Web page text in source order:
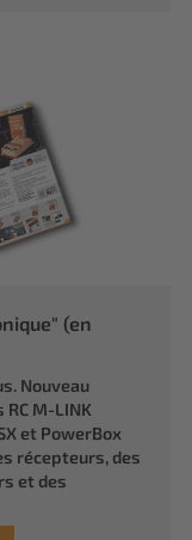
(en
Nouveau
M-LINK
et PowerBox
récepteurs, des
et des